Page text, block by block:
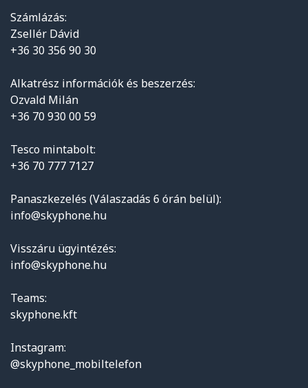
Számlázás:
Zsellér Dávid
+36 30 356 90 30
Alkatrész információk és beszerzés:
Ozvald Milán
+36 70 930 00 59
Tesco mintabolt:
+36 70 777 7127
Panaszkezelés (Válaszadás 6 órán belül):
info@skyphone.hu
Visszáru ügyintézés:
info@skyphone.hu
Teams:
skyphone.kft
Instagram:
@skyphone_mobiltelefon